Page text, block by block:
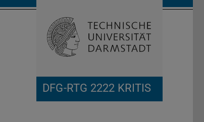
DFG-RTG 2222 KRITIS
Open search